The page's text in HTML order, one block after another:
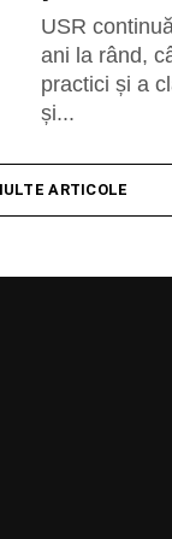
USR
ani la rând,
practici și a
și...
ARTICOLE